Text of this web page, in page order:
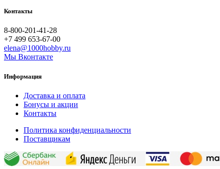
Контакты
8-800-201-41-28
+7 499 653-67-00
elena@1000hobby.ru
Мы Вконтакте
Информация
Доставка и оплата
Бонусы и акции
Контакты
Политика конфиденциальности
Поставщикам